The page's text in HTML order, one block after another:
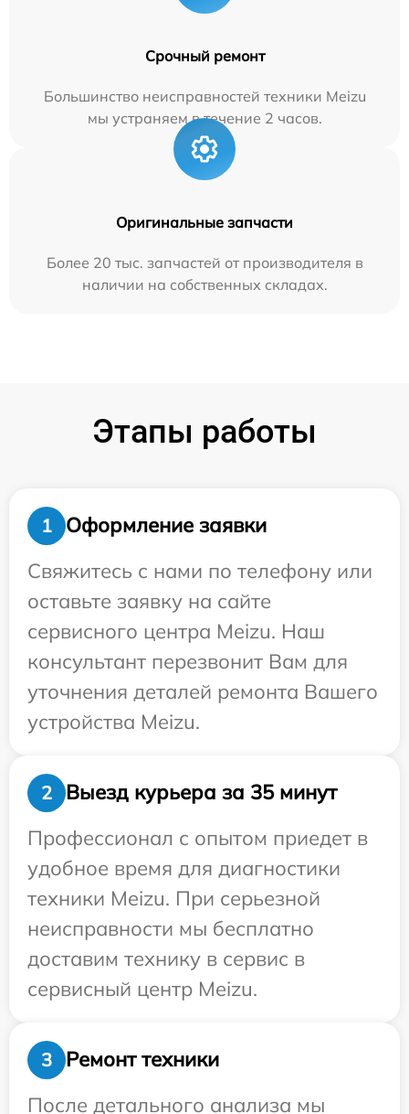
Срочный ремонт
Большинство неисправностей техники Meizu
мы устраняем в течение 2 часов.
Оригинальные запчасти
Более 20 тыс. запчастей от производителя в
наличии на собственных складах.
Этапы работы
1
Оформление заявки
Свяжитесь с нами по телефону или
оставьте заявку на сайте
сервисного центра Meizu. Наш
консультант перезвонит Вам для
уточнения деталей ремонта Вашего
устройства Meizu.
2
Выезд курьера за 35 минут
Профессионал с опытом приедет в
удобное время для диагностики
техники Meizu. При серьезной
неисправности мы бесплатно
доставим технику в сервис в
сервисный центр Meizu.
3
Ремонт техники
После детального анализа мы